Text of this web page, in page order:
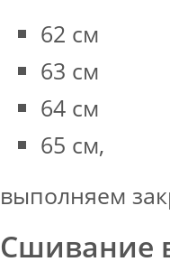
62 см
63 см
64 см
65 см,
выполняем
Сшивание